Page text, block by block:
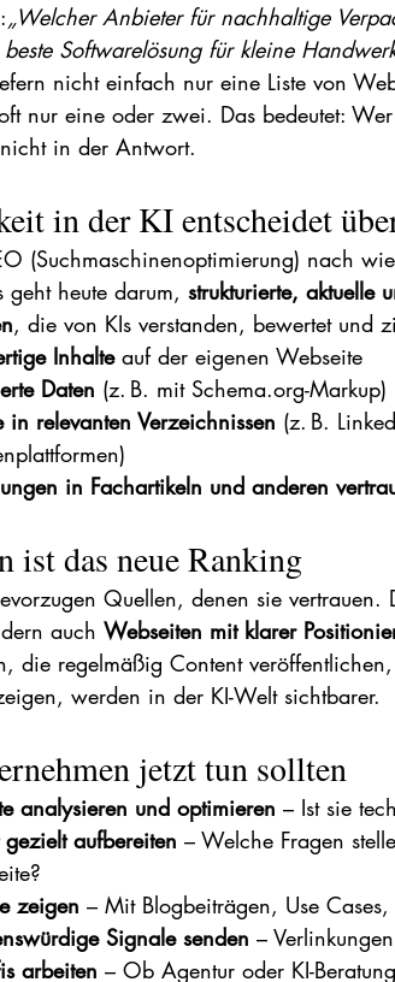
„Welcher Anbieter für nachhaltige
Softwarelösung für kleine
nicht einfach nur eine Liste von
nur eine oder zwei. Das bedeutet: Wer
in der Antwort.
in der KI entscheidet
(Suchmaschinenoptimierung) nach
geht heute darum, strukturierte, aktuelle
, die von KIs verstanden, bewertet und
Inhalte auf der eigenen Webseite
Daten (z. B. mit Schema.org-Markup)
in relevanten Verzeichnissen (z. B.
in Fachartikeln und anderen
ist das neue Ranking
Quellen, denen sie
auch Webseiten mit klarer
die regelmäßig Content
werden in der KI-Welt sichtbarer.
jetzt tun sollten
analysieren und optimieren – Ist sie
aufbereiten – Welche Fragen
zeigen – Mit Blogbeiträgen, Use
Signale senden –
arbeiten – Ob Agentur oder KI-